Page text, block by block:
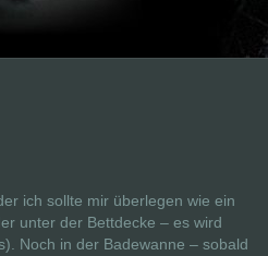
ich sollte mir überlegen wie ein
unter der Bettdecke – es wird
Noch in der Badewanne – sobald